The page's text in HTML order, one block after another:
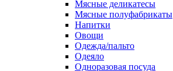
Мясные деликатесы
Мясные полуфабрикаты
Напитки
Овощи
Одежда/пальто
Одеяло
Одноразовая посуда